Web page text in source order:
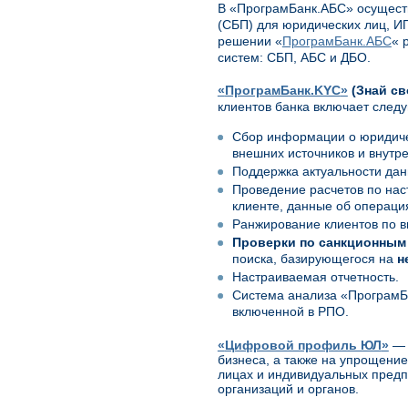
В «ПрограмБанк.АБС»
(СБП) для юридических лиц,
решении «ПрограмБанк.АБС«
систем: СБП, АБС и ДБО.
«ПрограмБанк.KYC»(Знай
клиентов банка включает
Сбор информации о
внешних источников и
Поддержка актуальности
Проведение расчетов по
клиенте, данные об
Ранжирование клиентов по
Проверки по
поиска, базирующегося на
Настраиваемая отчетность.
Система анализа
включенной в РПО.
«Цифровой профиль ЮЛ»—
бизнеса, а также на
лицах и индивидуальных
организаций и органов.